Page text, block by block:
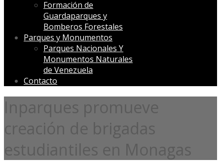
Formación de
Guardaparques y
Bomberos Forestales
Parques y Monumentos
Parques Nacionales Y
Monumentos Naturales
de Venezuela
Contacto
Inparques promueve
creación de brigadas
estudiantiles en Monagas